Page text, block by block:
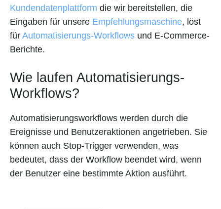
Kundendatenplattform die wir bereitstellen, die
Eingaben für unsere Empfehlungsmaschine, löst
für Automatisierungs-Workflows und E-Commerce-
Berichte.
Wie laufen Automatisierungs-
Workflows?
Automatisierungsworkflows werden durch die
Ereignisse und Benutzeraktionen angetrieben. Sie
können auch Stop-Trigger verwenden, was
bedeutet, dass der Workflow beendet wird, wenn
der Benutzer eine bestimmte Aktion ausführt.